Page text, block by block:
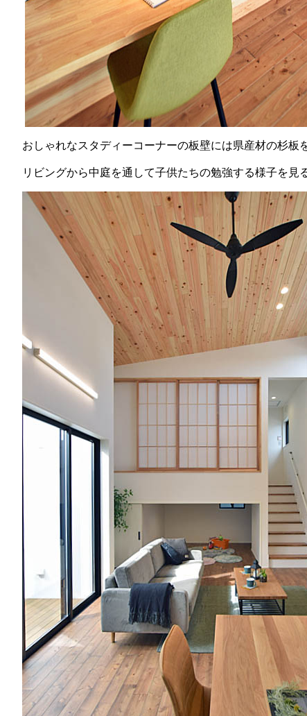
おしゃれなスタディーコーナーの板壁には県産材の杉板
リビングから中庭を通して子供たちの勉強する様子を